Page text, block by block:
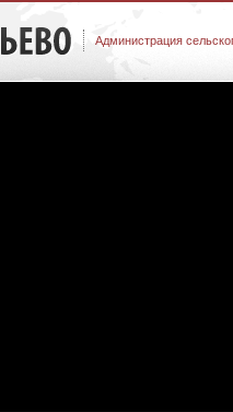
Администрация